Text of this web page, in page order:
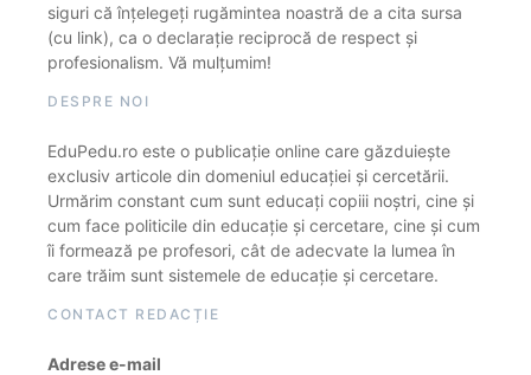
siguri că înțelegeți rugămintea noastră de a cita sursa
(cu link), ca o declarație reciprocă de respect și
profesionalism. Vă mulțumim!
DESPRE NOI
EduPedu.ro este o publicație online care găzduiește
exclusiv articole din domeniul educației și cercetării.
Urmărim constant cum sunt educați copiii noștri, cine și
cum face politicile din educație și cercetare, cine și cum
îi formează pe profesori, cât de adecvate la lumea în
care trăim sunt sistemele de educație și cercetare.
CONTACT REDACȚIE
Adrese e-mail